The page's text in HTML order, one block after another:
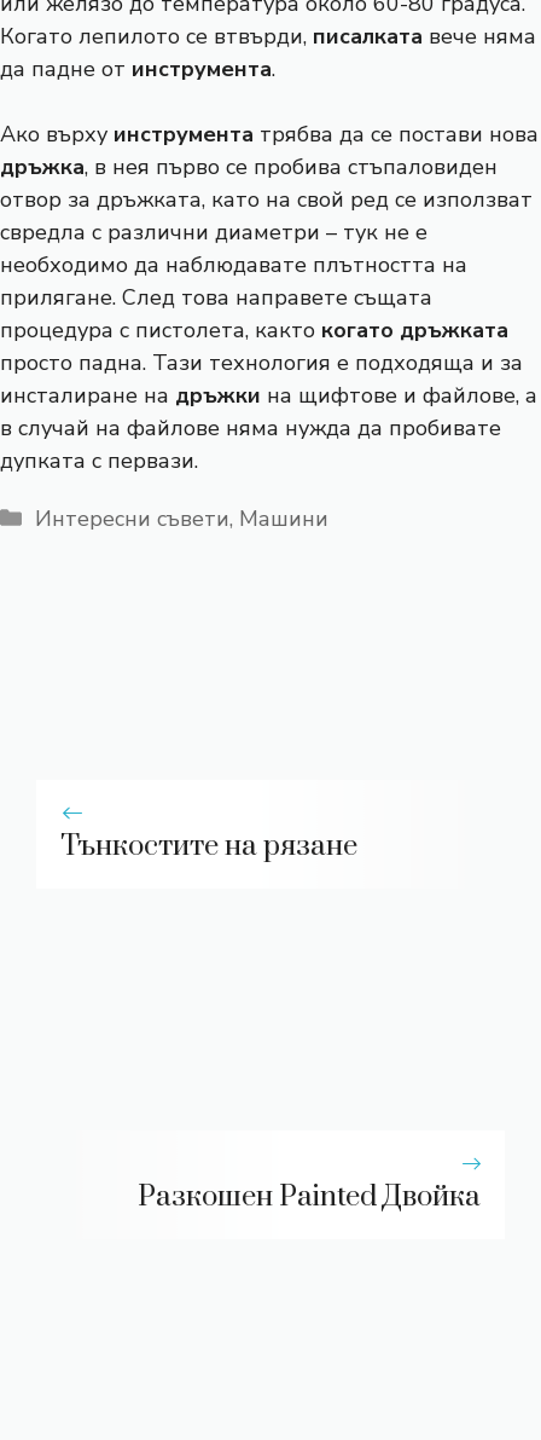
Когато лепилото се втвърди, писалката вече няма
да падне от инструмента.
Ако върху инструмента трябва да се постави нова
дръжка, в нея първо се пробива стъпаловиден
отвор за дръжката, като на свой ред се използват
свредла с различни диаметри – тук не е
необходимо да наблюдавате плътността на
прилягане. След това направете същата
процедура с пистолета, както когато дръжката
просто падна. Тази технология е подходяща и за
инсталиране на дръжки на щифтове и файлове, а
в случай на файлове няма нужда да пробивате
дупката с первази.
Категории
Интересни съвети, Машини
Тънкостите на рязане
Разкошен Painted Двойка